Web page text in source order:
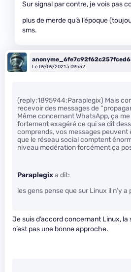
Sur signal par contre, je vois pas
plus de merde qu’à l’époque
sms.
Le 09/09/2021 à 09h52
(reply:1895944:Paraplegix) Mais
recevoir des messages de
Même concernant WhatsApp, ça
fortement exagéré ce qui se dit
comprends, vos messages peuvent
que le réseau social comptent
niveau modération forcément ça
Paraplegixa dit:
les gens pense que sur Linux il n’y a
Je suis d’accord concernant Linux, la
n’est pas une bonne approche.